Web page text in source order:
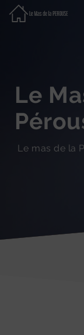
Le
Le mas de la